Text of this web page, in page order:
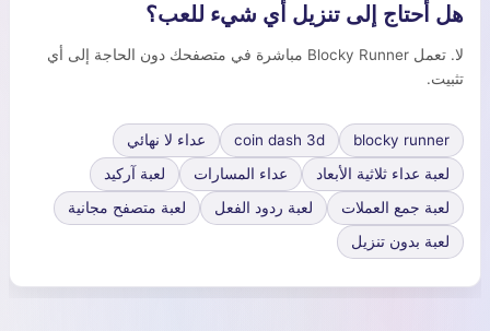
هل أحتاج إلى تنزيل أي شيء للعب؟
لا. تعمل Blocky Runner مباشرة في متصفحك دون الحاجة إلى أي
تثبيت.
blocky runner
coin dash 3d
عداء لا نهائي
لعبة عداء ثلاثية الأبعاد
عداء المسارات
لعبة آركيد
لعبة جمع العملات
لعبة ردود الفعل
لعبة متصفح مجانية
لعبة بدون تنزيل